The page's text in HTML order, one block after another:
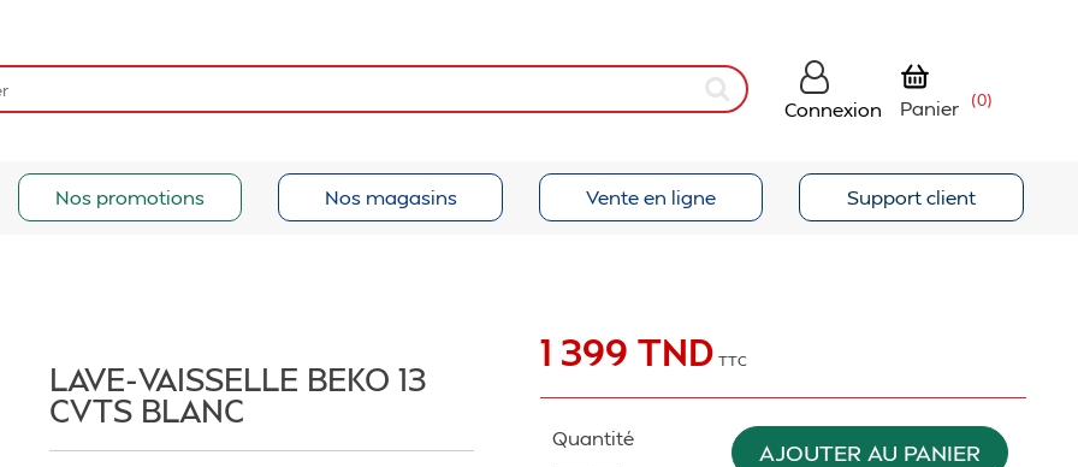
Connexion Panier (0)
Nos promotions Nos magasins Vente en ligne Support client
LAVE-VAISSELLE BEKO 13
CVTS BLANC
1 399 TND TTC
Quantité
AJOUTER AU PANIER